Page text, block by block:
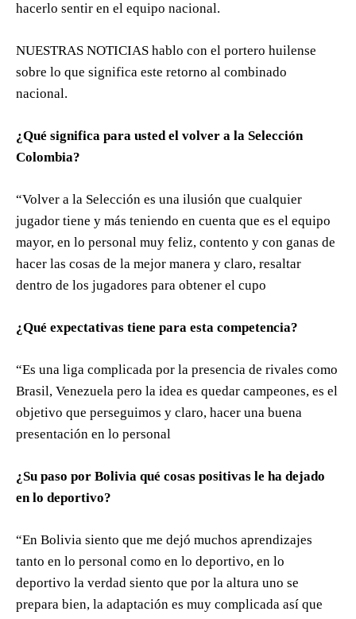
hacerlo sentir en el equipo nacional.
NUESTRAS NOTICIAS hablo con el portero huilense
sobre lo que significa este retorno al combinado
nacional.
¿Qué significa para usted el volver a la Selección
Colombia?
“Volver a la Selección es una ilusión que cualquier
jugador tiene y más teniendo en cuenta que es el equipo
mayor, en lo personal muy feliz, contento y con ganas de
hacer las cosas de la mejor manera y claro, resaltar
dentro de los jugadores para obtener el cupo
¿Qué expectativas tiene para esta competencia?
“Es una liga complicada por la presencia de rivales como
Brasil, Venezuela pero la idea es quedar campeones, es el
objetivo que perseguimos y claro, hacer una buena
presentación en lo personal
¿Su paso por Bolivia qué cosas positivas le ha dejado
en lo deportivo?
“En Bolivia siento que me dejó muchos aprendizajes
tanto en lo personal como en lo deportivo, en lo
deportivo la verdad siento que por la altura uno se
prepara bien, la adaptación es muy complicada así que